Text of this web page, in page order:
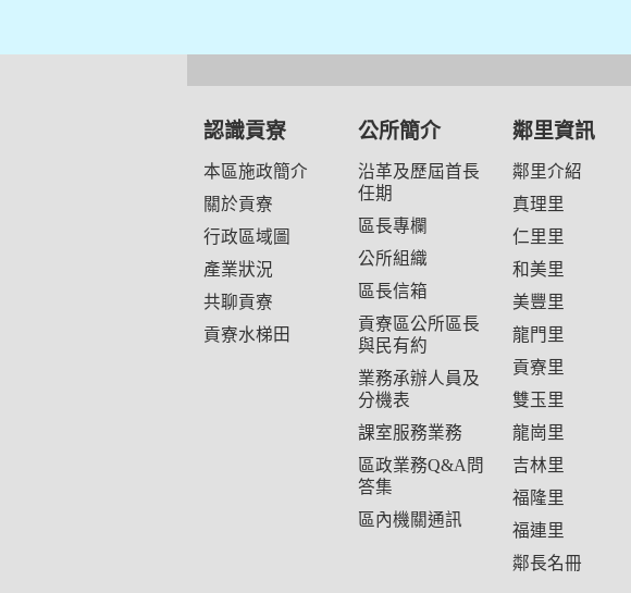
認識貢寮
本區施政簡介
關於貢寮
行政區域圖
產業狀況
共聊貢寮
貢寮水梯田
公所簡介
沿革及歷屆首長
任期
區長專欄
公所組織
區長信箱
貢寮區公所區長
與民有約
業務承辦人員及
分機表
課室服務業務
區政業務Q&A問
答集
區內機關通訊
鄰里資訊
鄰里介紹
真理里
仁里里
和美里
美豐里
龍門里
貢寮里
雙玉里
龍崗里
吉林里
福隆里
福連里
鄰長名冊